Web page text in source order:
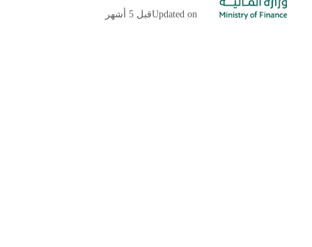
Updated onقبل 5 أشهر